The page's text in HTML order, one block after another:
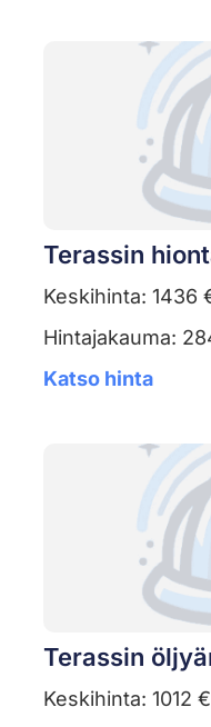
Terassin
Keskihinta: 1436
Hintajakauma:
Katso hinta
Terassin
Keskihinta: 1012 €